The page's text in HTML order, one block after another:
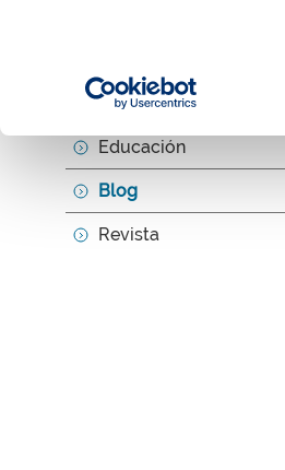
Agenda
Educación
Blog
Revista